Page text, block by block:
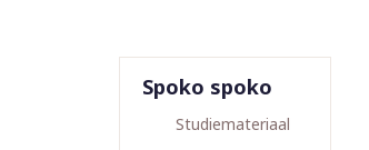
Spoko spoko
Studiemateriaal